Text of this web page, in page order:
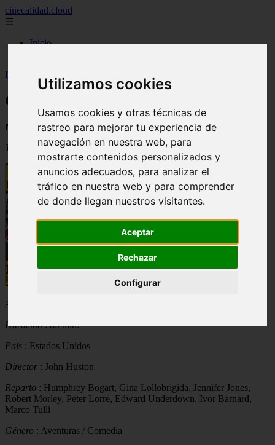
Utilizamos cookies
Usamos cookies y otras técnicas de
rastreo para mejorar tu experiencia de
navegación en nuestra web, para
mostrarte contenidos personalizados y
anuncios adecuados, para analizar el
tráfico en nuestra web y para comprender
de donde llegan nuestros visitantes.
Aceptar
Rechazar
Configurar
cinecalidad.cloud
☰
Inicio
Inicio
Cine de Calidad: La burla del diablo
📅 03/09/2025
Título original:Beat the Devil
Título en castellano
Año
Duración: 89 min.
País : Estados Unidos
Director : John Huston
Reparto : Humphrey Bogart, Gina Lollobrigida, Jennifer Jones,
Robert Morley, Peter Lorre, Edward Underdown, Ivor Barnard,
Marco Tulli
Género : Aventuras / Comedia